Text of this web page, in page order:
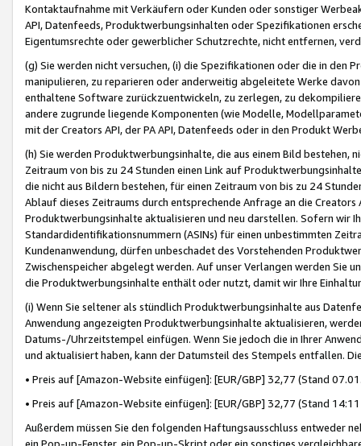
Kontaktaufnahme mit Verkäufern oder Kunden oder sonstiger
API, Datenfeeds, Produktwerbungsinhalten oder Spezifikationen
Eigentumsrechte oder gewerblicher Schutzrechte, nicht entfernen,
(g) Sie werden nicht versuchen, (i) die Spezifikationen oder die in
manipulieren, zu reparieren oder anderweitig abgeleitete Werke
enthaltene Software zurückzuentwickeln, zu zerlegen, zu
andere zugrunde liegende Komponenten (wie Modelle,
mit der Creators API, der PA API, Datenfeeds oder in den Produkt
(h) Sie werden Produktwerbungsinhalte, die aus einem Bild bestehen,
Zeitraum von bis zu 24 Stunden einen Link auf
die nicht aus Bildern bestehen, für einen Zeitraum von bis zu 24
Ablauf dieses Zeitraums durch entsprechende Anfrage an die
Produktwerbungsinhalte aktualisieren und neu darstellen. Sofern wir
Standardidentifikationsnummern (ASINs) für einen unbestimmten
Kundenanwendung, dürfen unbeschadet des Vorstehenden
Zwischenspeicher abgelegt werden. Auf unser Verlangen werden Sie
die Produktwerbungsinhalte enthält oder nutzt, damit wir Ihre
(i) Wenn Sie seltener als stündlich Produktwerbungsinhalte aus
Anwendung angezeigten Produktwerbungsinhalte aktualisieren,
Datums-/Uhrzeitstempel einfügen. Wenn Sie jedoch die in Ihrer
und aktualisiert haben, kann der Datumsteil des Stempels entfallen.
• Preis auf [Amazon-Website einfügen]: [EUR/GBP] 32,77 (Stand
• Preis auf [Amazon-Website einfügen]: [EUR/GBP] 32,77 (Stand
Außerdem müssen Sie den folgenden Haftungsausschluss entweder
ein Pop-up-Fenster, ein Pop-up-Skript oder ein sonstiges